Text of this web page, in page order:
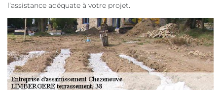
l’assistance adéquate à votre projet.